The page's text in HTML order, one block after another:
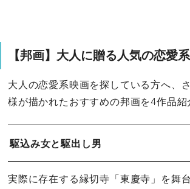
【邦画】大人に贈る人気の恋愛
大人の恋愛系映画を探している方へ、
様が描かれたおすすめの邦画を4作品紹
駆込み女と駆出し男
実際に存在する縁切寺「東慶寺」を舞